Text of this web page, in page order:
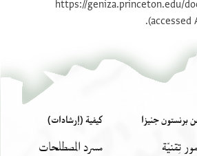
https://geniza.princeton.edu/
(accessed
برنستون جنيزا
تِقنيّة
كيفية (إرشادات)
مسرد المصطلحات